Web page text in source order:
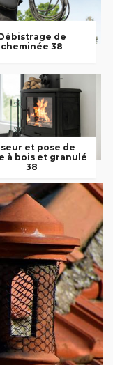
de
cheminée 38
et pose de
à bois et granulé
38